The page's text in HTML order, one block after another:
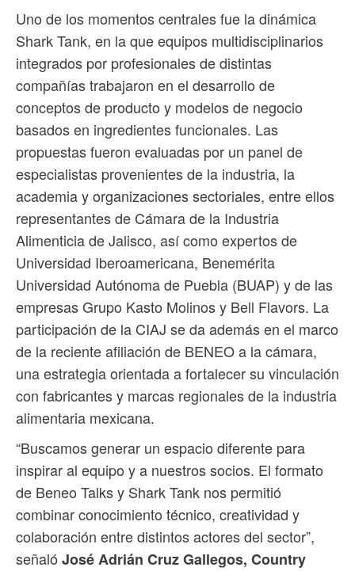
Uno de los momentos centrales fue la dinámica
Shark Tank, en la que equipos multidisciplinarios
integrados por profesionales de distintas
compañías trabajaron en el desarrollo de
conceptos de producto y modelos de negocio
basados en ingredientes funcionales. Las
propuestas fueron evaluadas por un panel de
especialistas provenientes de la industria, la
academia y organizaciones sectoriales, entre ellos
representantes de Cámara de la Industria
Alimenticia de Jalisco, así como expertos de
Universidad Iberoamericana, Benemérita
Universidad Autónoma de Puebla (BUAP) y de las
empresas Grupo Kasto Molinos y Bell Flavors. La
participación de la CIAJ se da además en el marco
de la reciente afiliación de BENEO a la cámara,
una estrategia orientada a fortalecer su vinculación
con fabricantes y marcas regionales de la industria
alimentaria mexicana.
“Buscamos generar un espacio diferente para
inspirar al equipo y a nuestros socios. El formato
de Beneo Talks y Shark Tank nos permitió
combinar conocimiento técnico, creatividad y
colaboración entre distintos actores del sector”,
señaló José Adrián Cruz Gallegos, Country